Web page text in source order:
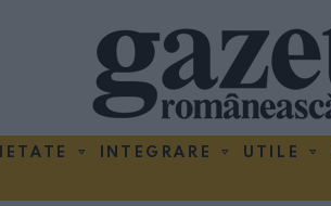
INTEGRARE UTILE